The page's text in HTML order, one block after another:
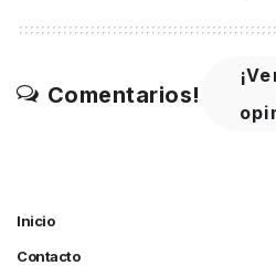
Comentarios!
Inicio
Contacto